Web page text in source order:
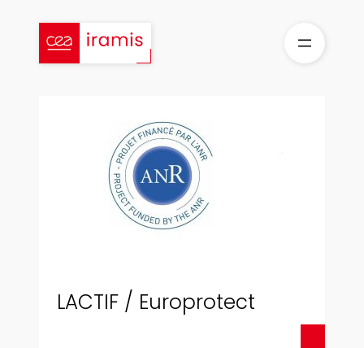
contenu
LACTIF / Europrotect